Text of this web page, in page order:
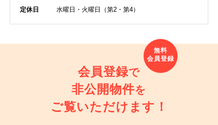
定休日
水曜日・火曜日（第2・第4）
会員登録で
非公開物件を
ご覧いただけます！